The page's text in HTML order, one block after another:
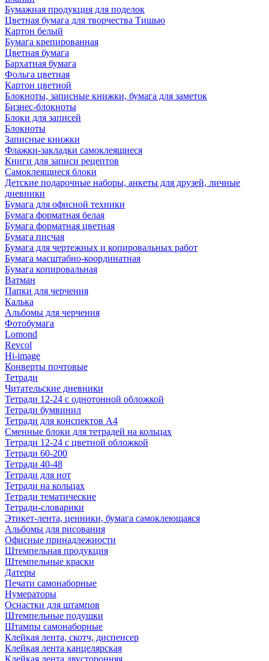
Бумажная продукция для поделок
Цветная бумага для творчества Тишью
Картон белый
Бумага крепированная
Цветная бумага
Бархатная бумага
Фольга цветная
Картон цветной
Блокноты, записные книжки, бумага для заметок
Бизнес-блокноты
Блоки для записей
Блокноты
Записные книжки
Флажки-закладки самоклеящиеся
Книги для записи рецептов
Самоклеящиеся блоки
Детские подарочные наборы, анкеты для друзей, личные
дневники
Бумага для офисной техники
Бумага форматная белая
Бумага форматная цветная
Бумага писчая
Бумага для чертежных и копировальных работ
Бумага масштабно-координатная
Бумага копировальная
Ватман
Папки для черчения
Калька
Альбомы для черчения
Фотобумага
Lomond
Revcol
Hi-image
Конверты почтовые
Тетради
Читательские дневники
Тетради 12-24 с однотонной обложкой
Тетради бумвинил
Тетради для конспектов А4
Сменные блоки для тетрадей на кольцах
Тетради 12-24 с цветной обложкой
Тетради 60-200
Тетради 40-48
Тетради для нот
Тетради на кольцах
Тетради тематические
Тетради-словарики
Этикет-лента, ценники, бумага самоклеющаяся
Альбомы для рисования
Офисные принадлежности
Штемпельная продукция
Штемпельные краски
Датеры
Печати самонаборные
Нумераторы
Оснастки для штампов
Штемпельные подушки
Штампы самонаборные
Клейкая лента, скотч, диспенсер
Клейкая лента канцелярская
Клейкая лента двусторонняя